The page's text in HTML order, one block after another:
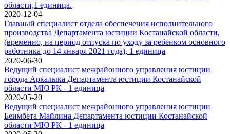
области,1 единица.
2020-12-04
Главный специалист отдела обеспечения исполнительного
производства Департамента юстиции Костанайской области,
(временно, на период отпуска по уходу за ребенком основного
работника до 14 января 2021 года), 1 единица
2020-06-30
Ведущий специалист межрайонного управления юстиции
города Аркалыка Департамента юстиции Костанайской
области МЮ РК - 1 единица
2020-05-20
Ведущий специалист межрайонного управления юстиции
Беимбета Майлина Департамента юстиции Костанайской
области МЮ РК - 1 единица